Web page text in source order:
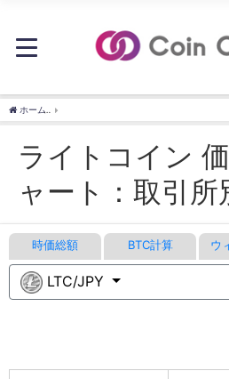
ホーム
ライトコイン
ャート：取引所
時価総額 BTC計算 ウ
LTC/JPY